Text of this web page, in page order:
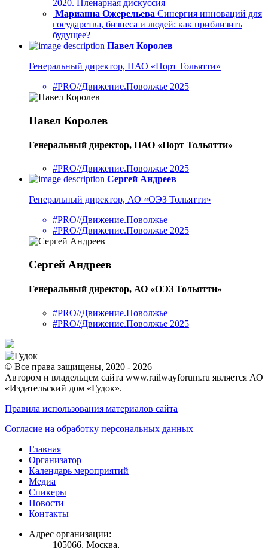
2020. Пленарная дискуссия
Марианна Ожерельева Синергия инноваций для
государства, бизнеса и людей: как приблизить
будущее?
Павел Королев
Генеральный директор, ПАО «Порт Тольятти»
#PRO//Движение.Поволжье 2025
Павел Королев
Генеральный директор, ПАО «Порт Тольятти»
#PRO//Движение.Поволжье 2025
Сергей Андреев
Генеральный директор, АО «ОЭЗ Тольятти»
#PRO//Движение.Поволжье
#PRO//Движение.Поволжье 2025
Сергей Андреев
Генеральный директор, АО «ОЭЗ Тольятти»
#PRO//Движение.Поволжье
#PRO//Движение.Поволжье 2025
© Все права защищены, 2020 - 2026
Автором и владельцем сайта www.railwayforum.ru является АО
«Издательский дом «Гудок».
Правила использования материалов сайта
Согласие на обработку персональных данных
Главная
Организатор
Календарь мероприятий
Медиа
Спикеры
Новости
Контакты
Адрес организации:
105066, Москва,